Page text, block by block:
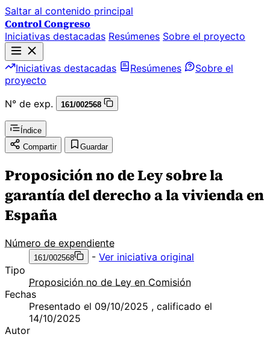
Saltar al contenido principal
Control Congreso
Iniciativas destacadas Resúmenes Sobre el proyecto
Iniciativas destacadas Resúmenes
Sobre el
proyecto
N° de exp.
161/002568
Índice
Compartir
Guardar
Proposición no de Ley sobre la
garantía del derecho a la vivienda en
España
Número de expendiente
161/002568 - Ver iniciativa original
Tipo
Proposición no de Ley en Comisión
Fechas
Presentado el 09/10/2025 , calificado el
14/10/2025
Autor